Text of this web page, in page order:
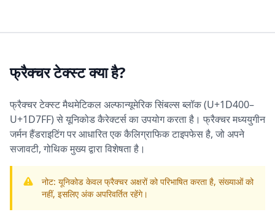
फ्रैक्चर टेक्स्ट क्या है?
फ्रैक्चर टेक्स्ट मैथमेटिकल अल्फान्यूमेरिक सिंबल्स ब्लॉक (U+1D400–
U+1D7FF) से यूनिकोड कैरेक्टर्स का उपयोग करता है। फ्रैक्चर मध्ययुगीन
जर्मन हैंडराइटिंग पर आधारित एक कैलिग्राफिक टाइपफेस है, जो अपने
सजावटी, गोथिक मुख्य द्वारा विशेषता है।
नोट: यूनिकोड केवल फ्रैक्चर अक्षरों को परिभाषित करता है, संख्याओं को
नहीं, इसलिए अंक अपरिवर्तित रहेंगे।